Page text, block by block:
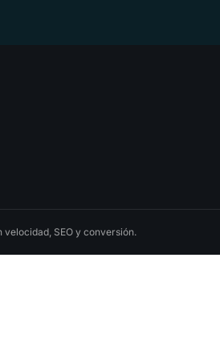
velocidad, SEO y conversión.